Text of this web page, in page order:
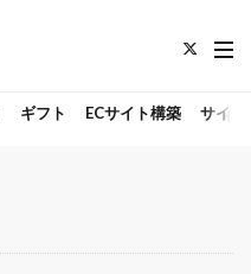
ギフト ECサイト構築 サイト